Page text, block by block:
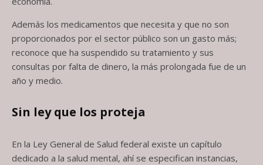
Además los medicamentos que necesita y que no son
proporcionados por el sector público son un gasto más;
reconoce que ha suspendido su tratamiento y sus
consultas por falta de dinero, la más prolongada fue de un
año y medio.
Sin ley que los proteja
En la Ley General de Salud federal existe un capítulo
dedicado a la salud mental, ahí se especifican instancias,